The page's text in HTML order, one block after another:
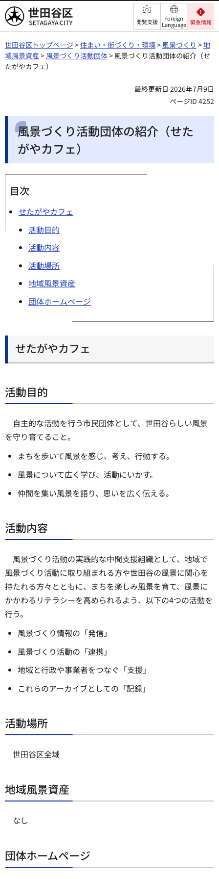
世田谷区 閲覧支援
Foreign
Language 緊急情報
世田谷区トップページ >住まい・街づくり・環境> 風景づくり >地
域風景資産> 風景づくり活動団体> 風景づくり活動団体の紹介（せ
たがやカフェ）
最終更新日 2026年7月9日
ページID 4252
風景づくり活動団体の紹介（せた
がやカフェ）
目次
せたがやカフェ
活動目的
活動内容
活動場所
地域風景資産
団体ホームページ
せたがやカフェ
活動目的
自主的な活動を行う市民団体として、世田谷らしい風景
を守り育てること。
まちを歩いて風景を感じ、考え、行動する。
風景について広く学び、活動にいかす。
仲間を集い風景を語り、思いを広く伝える。
活動内容
風景づくり活動の実践的な中間支援組織として、地域で
風景づくり活動に取り組まれる方や世田谷の風景に関心を
持たれる方々とともに、まちを楽しみ風景を育て、風景に
かかわるリテラシーを高められるよう、以下の4つの活動を
行う。
風景づくり情報の「発信」
風景づくり活動の「連携」
地域と行政や事業者をつなぐ「支援」
これらのアーカイブとしての「記録」
活動場所
世田谷区全域
地域風景資産
なし
団体ホームページ